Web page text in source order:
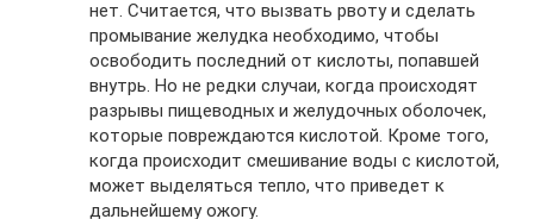
нет. Считается, что вызвать рвоту и сделать
промывание желудка необходимо, чтобы
освободить последний от кислоты, попавшей
внутрь. Но не редки случаи, когда происходят
разрывы пищеводных и желудочных оболочек,
которые повреждаются кислотой. Кроме того,
когда происходит смешивание воды с кислотой,
может выделяться тепло, что приведет к
дальнейшему ожогу.